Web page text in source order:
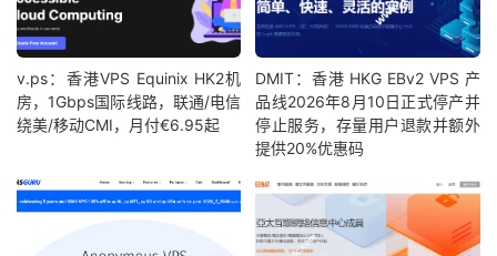
v.ps：香港VPS Equinix HK2机
房，1Gbps国际线路，联通/电信
绕美/移动CMI，月付€6.95起
DMIT：香港 HKG EBv2 VPS 产
品线2026年8月10日正式停产并
停止服务，存量用户退款并额外
提供20%优惠码